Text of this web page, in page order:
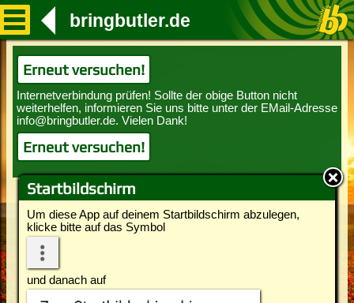
Startbildschirm
Um diese App auf deinem Startbildschirm abzulegen,
klicke bitte auf das Symbol
und danach auf
bringbutler.de
Erneut versuchen!
Erneut versuchen!